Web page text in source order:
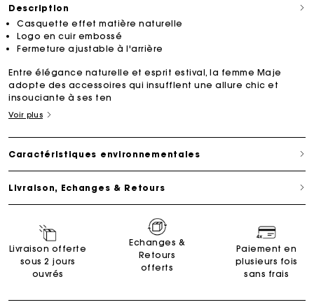
Description
Casquette effet matière naturelle
Logo en cuir embossé
Fermeture ajustable à l'arrière
Entre élégance naturelle et esprit estival, la femme Maje
adopte des accessoires qui insufflent une allure chic et
insouciante à ses ten
Voir plus
Caractéristiques environnementales
Livraison, Echanges & Retours
Livraison offerte
sous 2 jours
ouvrés
Echanges &
Retours
offerts
Paiement en
plusieurs fois
sans frais